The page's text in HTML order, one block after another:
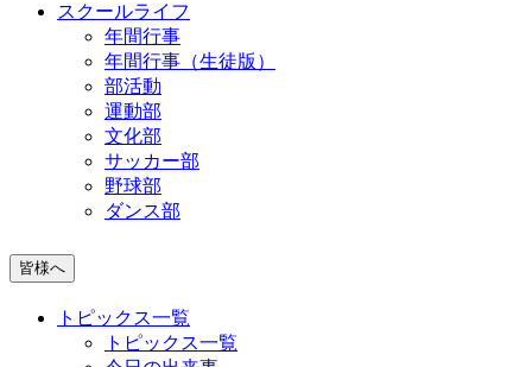
スクールライフ
年間行事
年間行事（生徒版）
部活動
運動部
文化部
サッカー部
野球部
ダンス部
皆様へ
トピックス一覧
トピックス一覧